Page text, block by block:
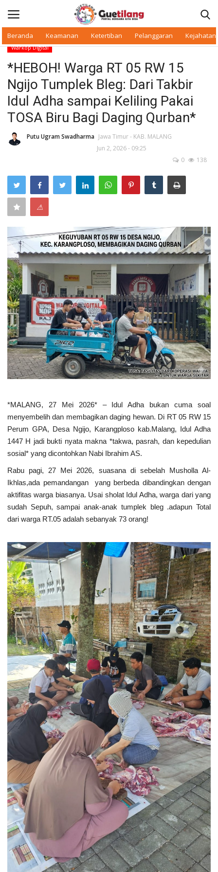
Beranda Keamanan Ketertiban Pelanggaran Kejahatan
Beranda
Daerah
Makan Bergizi
Pelanggaran
Ketertiban
Keamanan
Kejahatan
Cybers Event
UMKM & Ekonomi Kreatif
Pekerja Migran Indonesia
Ekonomi
Informasi Journalism
Olahraga
Kesehatan
Layanan Publik
Perempuan/Anak
Warkop Digital
*HEBOH! Warga RT 05 RW 15
Ngijo Tumplek Bleg: Dari Takbir
Idul Adha sampai Keliling Pakai
TOSA Biru Bagi Daging Qurban*
Putu Ugram Swadharma Jawa Timur - KAB. MALANG
Jun 2, 2026 - 09:25
0
138
⚠
*MALANG, 27 Mei 2026* – Idul Adha bukan cuma soal
menyembelih dan membagikan daging hewan. Di RT 05 RW 15
Perum GPA, Desa Ngijo, Karangploso kab.Malang, Idul Adha
1447 H jadi bukti nyata makna *takwa, pasrah, dan kepedulian
sosial* yang dicontohkan Nabi Ibrahim AS.
Rabu pagi, 27 Mei 2026, suasana di sebelah Musholla Al-
Ikhlas,ada pemandangan yang berbeda dibandingkan dengan
aktifitas warga biasanya. Usai sholat Idul Adha, warga dari yang
sudah Sepuh, sampai anak-anak tumplek bleg .adapun Total
dari warga RT.05 adalah sebanyak 73 orang!